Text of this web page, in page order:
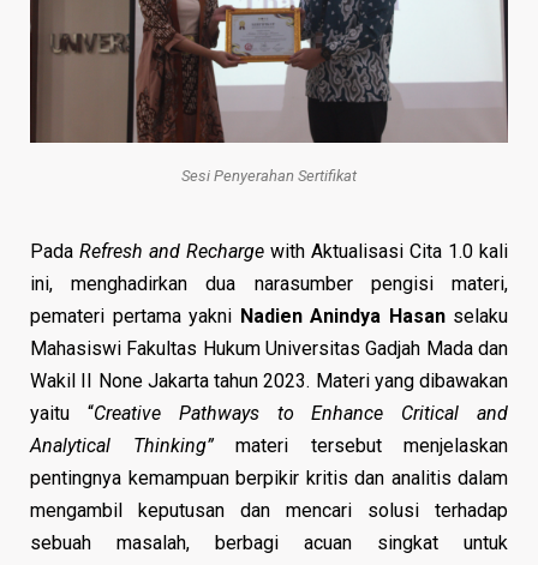
Sesi Penyerahan Sertifikat
Pada Refresh and Recharge with Aktualisasi Cita 1.0 kali
ini, menghadirkan dua narasumber pengisi materi,
pemateri pertama yakni Nadien Anindya Hasanselaku
Mahasiswi Fakultas Hukum Universitas Gadjah Mada dan
Wakil II None Jakarta tahun 2023. Materi yang dibawakan
yaitu “Creative Pathways to Enhance Critical and
Analytical Thinking”materi tersebut menjelaskan
pentingnya kemampuan berpikir kritis dan analitis dalam
mengambil keputusan dan mencari solusi terhadap
sebuah masalah, berbagi acuan singkat untuk